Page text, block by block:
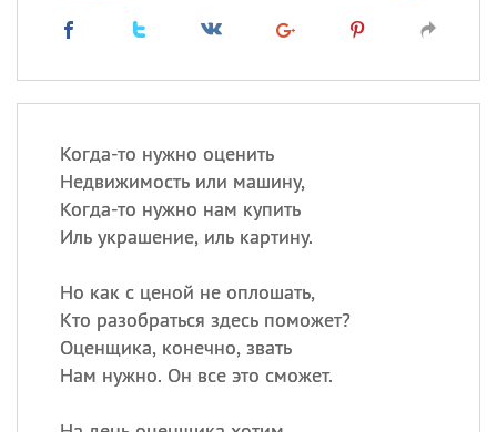
Когда-то нужно оценить
Недвижимость или машину,
Когда-то нужно нам купить
Иль украшение, иль картину.
Но как с ценой не оплошать,
Кто разобраться здесь поможет?
Оценщика, конечно, звать
Нам нужно. Он все это сможет.